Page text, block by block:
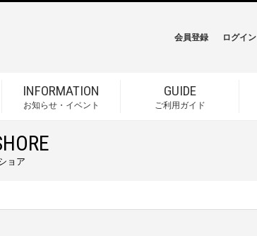
INFORMATION
お知らせ・イベント
GUIDE
ご利用ガイド
会員登録 ログイン
ョア